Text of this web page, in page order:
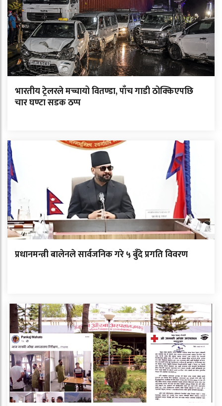
भारतीय ट्रेलरले मच्चायो वितण्डा, पाँच गाडी ठोक्किएपछि
चार घण्टा सडक ठप्प
प्रधानमन्त्री बालेनले सार्वजनिक गरे ५ बुँदे प्रगति विवरण